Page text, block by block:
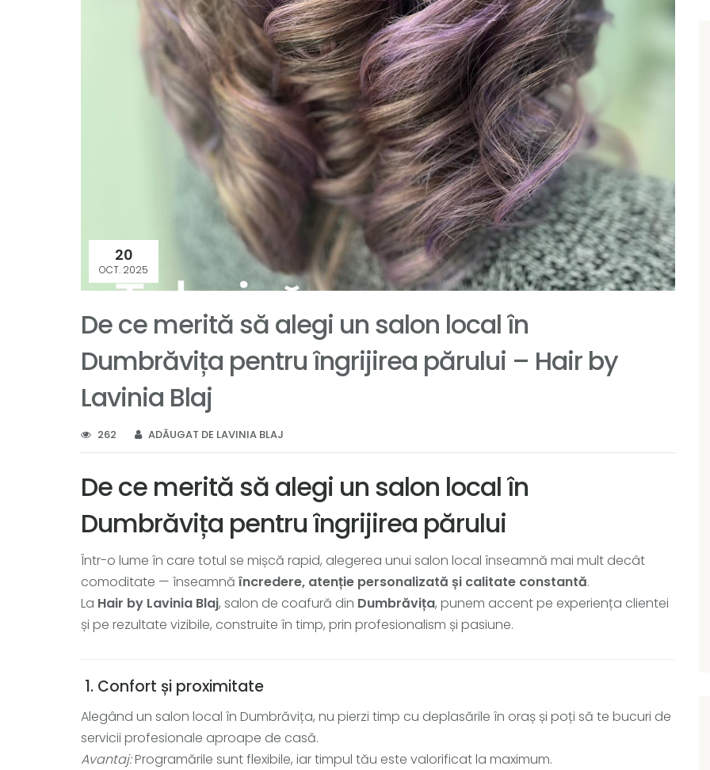
20
OCT. 2025
De ce merită să alegi un salon local în
Dumbrăvița pentru îngrijirea părului – Hair by
Lavinia Blaj
262 ADĂUGAT DE LAVINIA BLAJ
De ce merită să alegi un salon local în
Dumbrăvița pentru îngrijirea părului
Într-o lume în care totul se mișcă rapid, alegerea unui salon local înseamnă mai mult decât
comoditate — înseamnă încredere, atenție personalizată și calitate constantă.
La Hair by Lavinia Blaj, salon de coafură din Dumbrăvița, punem accent pe experiența clientei
și pe rezultate vizibile, construite în timp, prin profesionalism și pasiune.
1. Confort și proximitate
Alegând un salon local în Dumbrăvița, nu pierzi timp cu deplasările în oraș și poți să te bucuri de
servicii profesionale aproape de casă.
Avantaj:Programările sunt flexibile, iar timpul tău este valorificat la maximum.